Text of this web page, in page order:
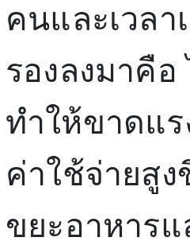
คนและเวล
รองลงมาคื
ทำให้ขาดแ
ค่าใช้จ่ายสูง
ขยะอาหาร